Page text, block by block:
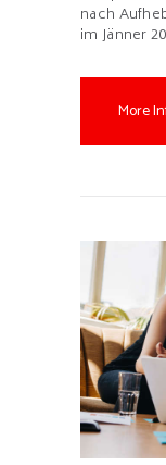
nach
im Jänner
More